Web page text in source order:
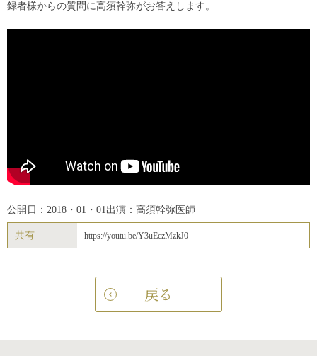
録者様からの質問に高須幹弥がお答えします。
公開日：2018・01・01出演：高須幹弥医師
共有 https://youtu.be/Y3uEczMzkJ0
戻る